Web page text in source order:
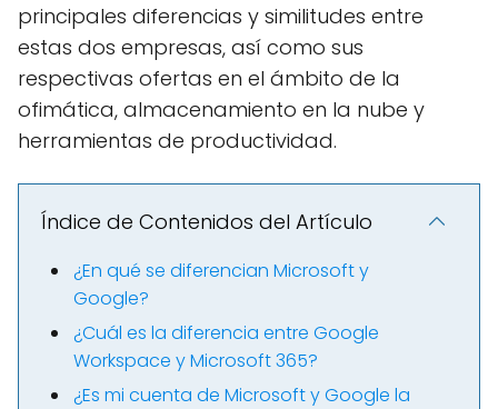
principales diferencias y similitudes entre
estas dos empresas, así como sus
respectivas ofertas en el ámbito de la
ofimática, almacenamiento en la nube y
herramientas de productividad.
Índice de Contenidos del Artículo
¿En qué se diferencian Microsoft y
Google?
¿Cuál es la diferencia entre Google
Workspace y Microsoft 365?
¿Es mi cuenta de Microsoft y Google la